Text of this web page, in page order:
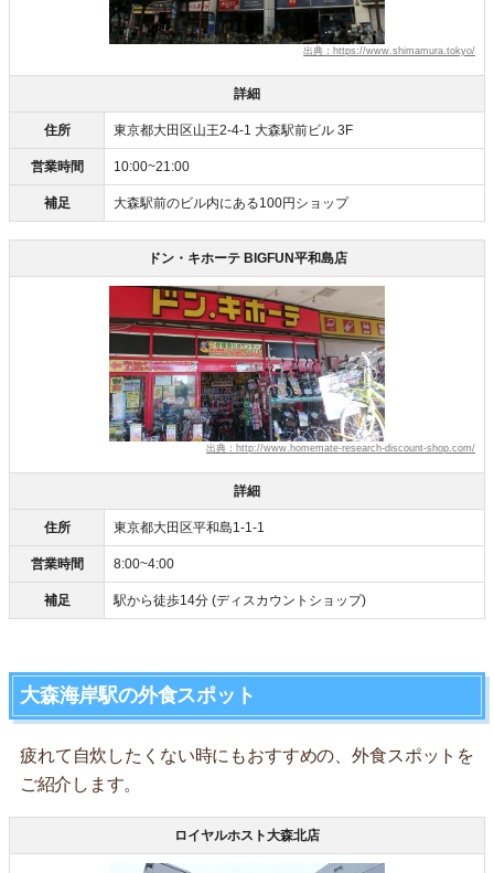
出典：https://www.shimamura.tokyo/
詳細
住所 東京都大田区山王2-4-1 大森駅前ビル 3F
営業時間 10:00~21:00
補足 大森駅前のビル内にある100円ショップ
ドン・キホーテ BIGFUN平和島店
出典：http://www.homemate-research-discount-shop.com/
詳細
住所 東京都大田区平和島1-1-1
営業時間 8:00~4:00
補足 駅から徒歩14分 (ディスカウントショップ)
大森海岸駅の外食スポット
疲れて自炊したくない時にもおすすめの、外食スポットを
ご紹介します。
ロイヤルホスト大森北店